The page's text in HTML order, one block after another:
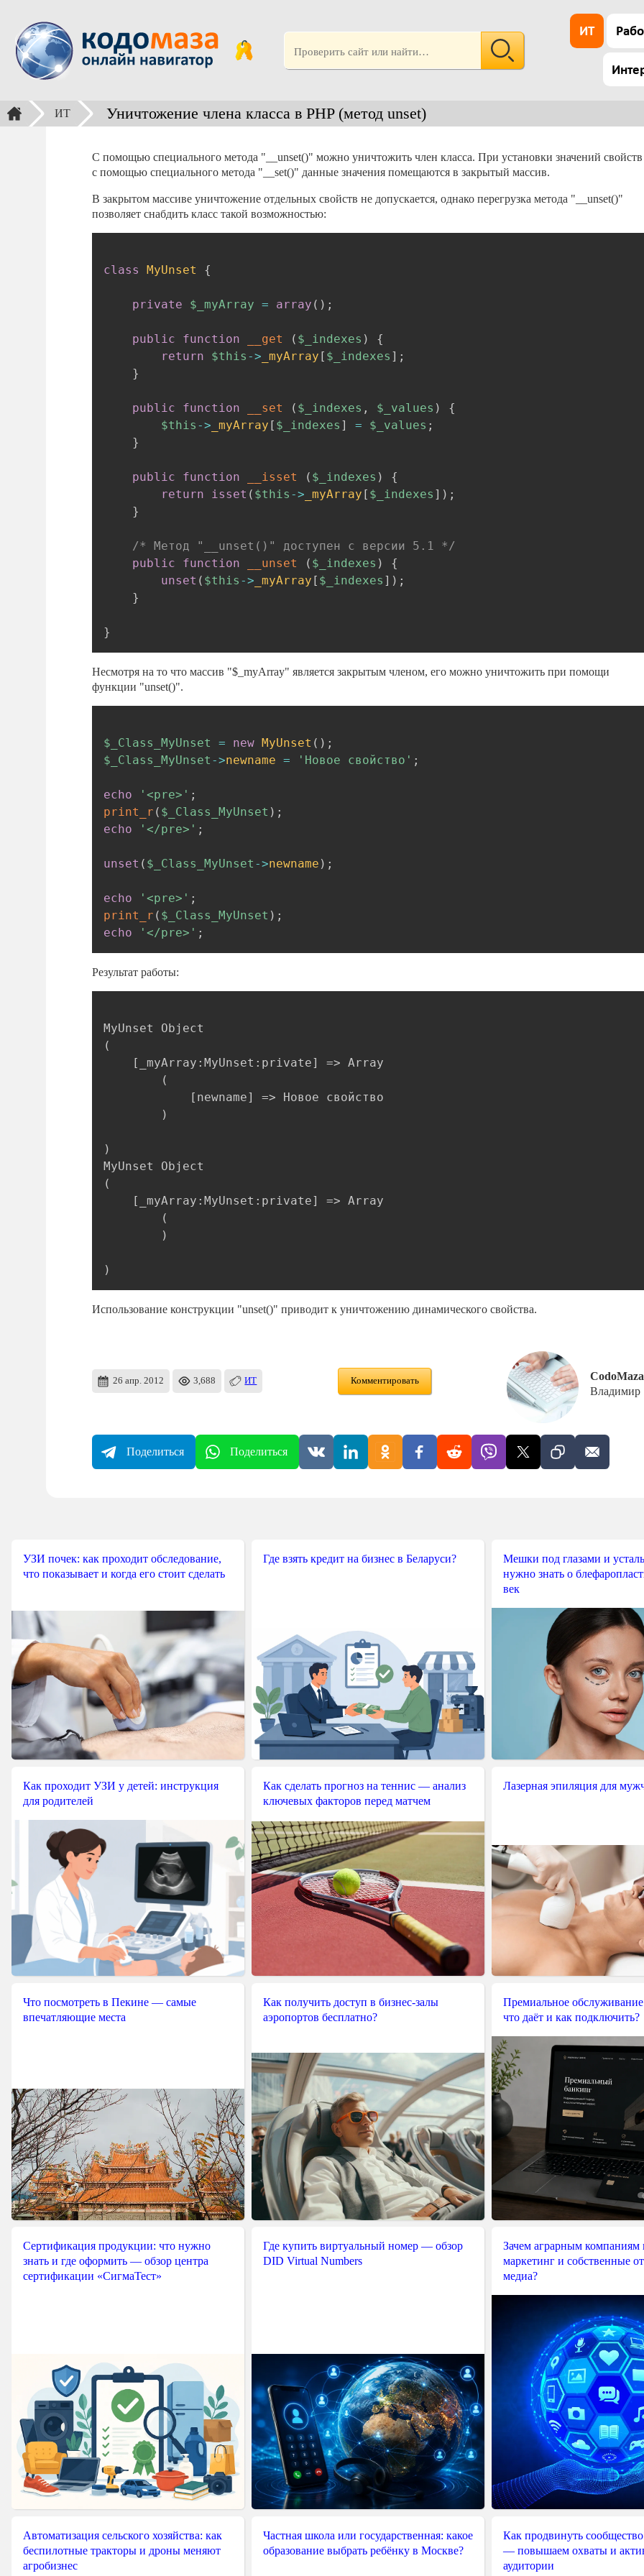
ИТ
ИТ Уничтожение члена класса в PHP (метод unset)
С помощью специального метода "__unset()" можно уничтожить член класса. При установки значений свойств
с помощью специального метода "__set()" данные значения помещаются в закрытый массив.
В закрытом массиве уничтожение отдельных свойств не допускается, однако перегрузка метода "__unset()"
позволяет снабдить класс такой возможностью:
class MyUnset {
private $_myArray = array ( ) ;
public function __get ( $_indexes )
{
return
$this -> _myArray [ $_indexes ] ;
}
public function __set ( $_indexes , $_values )
{
$this -> _myArray [ $_indexes ] = $_values ;
}
public function __isset ( $_indexes )
{
return
isset ( $this -> _myArray [ $_indexes ] ) ;
}
/* Метод "__unset()" доступен с версии 5.1 */
public
function __unset ( $_indexes )
{
unset ( $this -> _myArray [ $_indexes ] ) ;
}
}
Несмотря на то что массив "$_myArray" является закрытым членом, его можно уничтожить при помощи
функции "unset()".
$_Class_MyUnset = new MyUnset ( ) ;
$_Class_MyUnset ->newname = 'Новое свойство' ;
echo '<pre>' ;
print_r ( $_Class_MyUnset ) ;
echo
'</pre>' ;
unset ( $_Class_MyUnset ->newname ) ;
echo '<pre>' ;
print_r ( $_Class_MyUnset ) ;
echo
'</pre>' ;
Результат работы:
MyUnset Object
(
    [_myArray:MyUnset:private] => Array
        (
            [newname] => Новое свойство
        )
)
MyUnset Object
(
    [_myArray:MyUnset:private] => Array
        (
        )
Использование конструкции "unset()" приводит к уничтожению динамического свойства.
26 апр. 2012 3,688 ИТ Комментировать
CodoMaza
Владимир
Поделиться Поделиться
УЗИ почек: как проходит обследование,
что показывает и когда его стоит сделать
Где взять кредит на бизнес в Беларуси?
Мешки под глазами и
нужно знать о
век
Как проходит УЗИ у детей: инструкция
для родителей
Как сделать прогноз на теннис — анализ
ключевых факторов перед матчем
Лазерная эпиляция для
Что посмотреть в Пекине — самые
впечатляющие места
Как получить доступ в бизнес-залы
аэропортов бесплатно?
Премиальное
что даёт и как подключить?
Сертификация продукции: что нужно
знать и где оформить — обзор центра
сертификации «СигмаТест»
Где купить виртуальный номер — обзор
DID Virtual Numbers
Зачем аграрным компаниям
маркетинг и собственные
медиа?
Автоматизация сельского хозяйства: как
беспилотные тракторы и дроны меняют
агробизнес
Частная школа или государственная: какое
образование выбрать ребёнку в Москве?
Как продвинуть
— повышаем охваты и
аудитории